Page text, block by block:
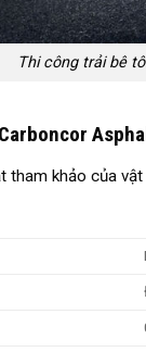
Thi công trải bê
tham khảo của vật